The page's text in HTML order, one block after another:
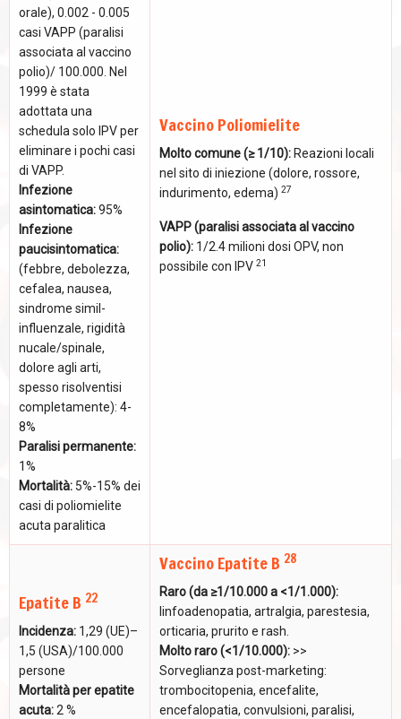
orale), 0.002 - 0.005
casi VAPP (paralisi
associata al vaccino
polio)/ 100.000. Nel
1999 è stata
adottata una
schedula solo IPV per
eliminare i pochi casi
di VAPP.
Infezione
asintomatica:95%
Infezione
paucisintomatica:
(febbre, debolezza,
cefalea, nausea,
sindrome simil-
influenzale, rigidità
nucale/spinale,
dolore agli arti,
spesso risolventisi
completamente): 4-
8%
Paralisi permanente:
1%
Mortalità: 5%-15% dei
casi di poliomielite
acuta paralitica
Vaccino Poliomielite
Molto comune (≥ 1/10): Reazioni locali
nel sito di iniezione (dolore, rossore,
indurimento, edema) 27
VAPP (paralisi associata al vaccino
polio): 1/2.4 milioni dosi OPV, non
possibile con IPV 21
Epatite B 22
Incidenza: 1,29 (UE)–
1,5 (USA)/100.000
persone
Mortalità per epatite
acuta:2 %
Vaccino Epatite B 28
Raro (da ≥1/10.000 a <1/1.000):
linfoadenopatia, artralgia, parestesia,
orticaria, prurito e rash.
Molto raro (<1/10.000): >>
Sorveglianza post-marketing:
trombocitopenia, encefalite,
encefalopatia, convulsioni, paralisi,